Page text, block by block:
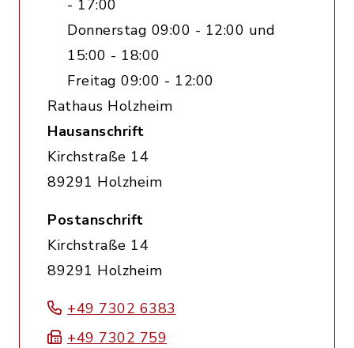
- 17:00
Donnerstag 09:00 - 12:00 und
15:00 - 18:00
Freitag 09:00 - 12:00
Rathaus Holzheim
Hausanschrift
Kirchstraße 14
89291 Holzheim
Postanschrift
Kirchstraße 14
89291 Holzheim
+49 7302 6383
+49 7302 759